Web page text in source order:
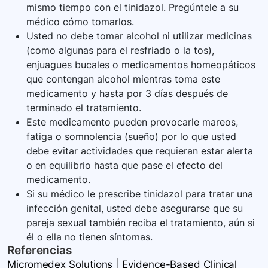
mismo tiempo con el tinidazol. Pregúntele a su
médico cómo tomarlos.
Usted no debe tomar alcohol ni utilizar medicinas
(como algunas para el resfriado o la tos),
enjuagues bucales o medicamentos homeopáticos
que contengan alcohol mientras toma este
medicamento y hasta por 3 días después de
terminado el tratamiento.
Este medicamento pueden provocarle mareos,
fatiga o somnolencia (sueño) por lo que usted
debe evitar actividades que requieran estar alerta
o en equilibrio hasta que pase el efecto del
medicamento.
Si su médico le prescribe tinidazol para tratar una
infección genital, usted debe asegurarse que su
pareja sexual también reciba el tratamiento, aún si
él o ella no tienen síntomas.
Referencias
Micromedex Solutions | Evidence-Based Clinical